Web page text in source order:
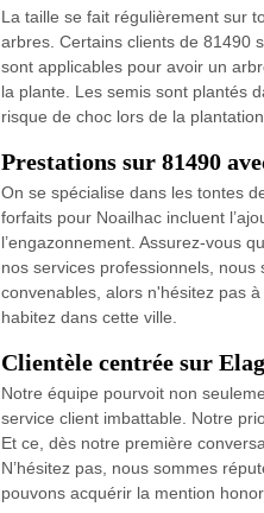
La taille se fait régulièrement sur
arbres. Certains clients de 81490
sont applicables pour avoir un
la plante. Les semis sont plantés
risque de choc lors de la plantation.
Prestations sur 81490
On se spécialise dans les tontes
forfaits pour Noailhac incluent
l’engazonnement. Assurez-vous
nos services professionnels,
convenables, alors n'hésitez pas
habitez dans cette ville.
Clientèle centrée sur
Notre équipe pourvoit non
service client imbattable. Notre
Et ce, dès notre première
N’hésitez pas, nous sommes
pouvons acquérir la mention